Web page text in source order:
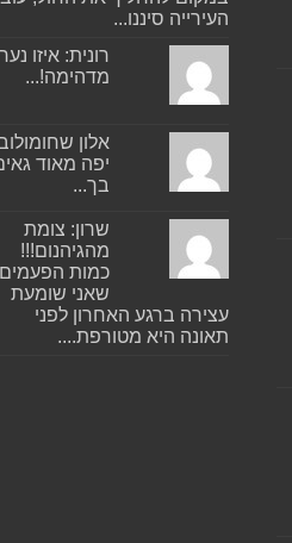
העירייה סיננו...
רונית: איזו
מדהימה!...
אלון
יפה מאוד
בך...
שרון: צומת
מהגיהנום!!!
כמות הפעמים
שאני שומעת
עצירה ברגע האחרון לפני
תאונה היא מטורפת....